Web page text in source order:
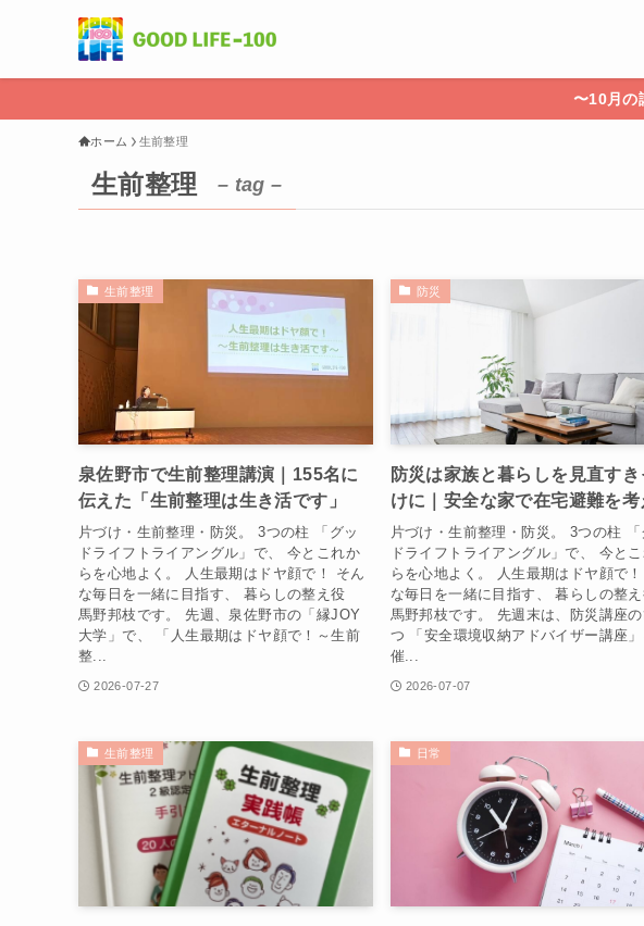
〜10月の
ホーム 生前整理
生前整理 – tag –
生前整理
泉佐野市で生前整理講演｜155名に
伝えた「生前整理は生き活です」
片づけ・生前整理・防災。 3つの柱 「グッ
ドライフトライアングル」で、 今とこれか
らを心地よく。 人生最期はドヤ顔で！ そん
な毎日を一緒に目指す、 暮らしの整え役
馬野邦枝です。 先週、泉佐野市の「縁JOY
大学」で、 「人生最期はドヤ顔で！～生前
整...
2026-07-27
防災
防災は家族と暮らしを見直すき
けに｜安全な家で在宅避難を考
片づけ・生前整理・防災。 3つの柱 「
ドライフトライアングル」で、 今と
らを心地よく。 人生最期はドヤ顔で
な毎日を一緒に目指す、 暮らしの整
馬野邦枝です。 先週末は、防災講座の
つ 「安全環境収納アドバイザー講座
催...
2026-07-07
生前整理 日常